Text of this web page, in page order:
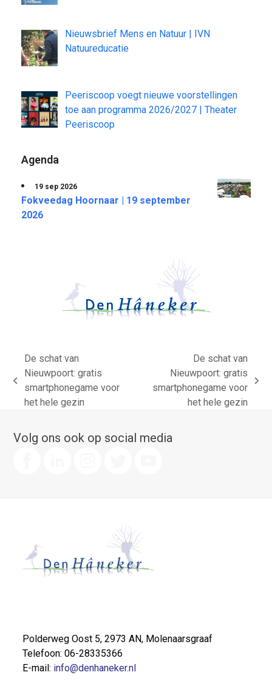
Nieuwsbrief Mens en Natuur | IVN
Natuureducatie
Peeriscoop voegt nieuwe voorstellingen
toe aan programma 2026/2027 | Theater
Peeriscoop
Agenda
19 sep 2026
Fokveedag Hoornaar | 19 september
2026
previous
post:
De schat van
Nieuwpoort: gratis
smartphonegame voor
het hele gezin
next
De schat van
Nieuwpoort: gratis
smartphonegame voor
het hele gezin
Volg ons ook op social media
Polderweg Oost 5, 2973 AN, Molenaarsgraaf
Telefoon: 06-28335366
E-mail: info@denhaneker.nl